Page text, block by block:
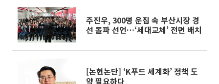
주진우, 300명 운집 속 부산시장 경
선 돌파 선언…‘세대교체’ 전면 배치
[논현논단] ‘K푸드 세계화’ 정책 도
약 필요하다